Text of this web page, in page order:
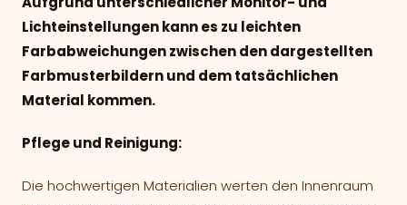
Lichteinstellungen kann es zu leichten
Farbabweichungen zwischen den dargestellten
Farbmusterbildern und dem tatsächlichen
Material kommen.
Pflege und Reinigung:
Die hochwertigen Materialien werten den Innenraum